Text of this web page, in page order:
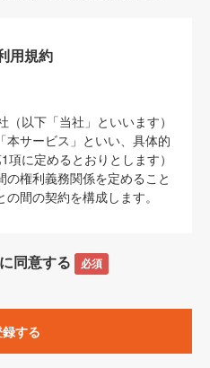
用規約
以下「当社」といいます）
サービス」といい、具体的
に定めるとおりとします）
権利義務関係を定めること
間の契約を構成します。
ポリシー」及び「
ついて（Cookieポリシー）
載する定めその他当社が定め
同意する 必須
する